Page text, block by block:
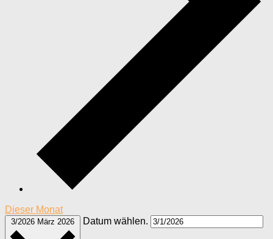
Dieser Monat
3/2026 März 2026 Datum wählen.